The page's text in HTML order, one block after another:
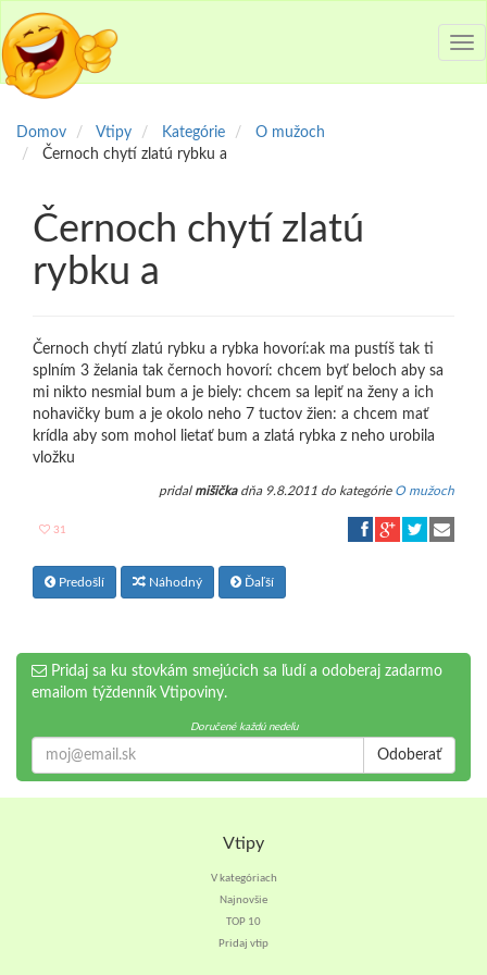
Domov Vtipy Kategórie
O mužoch
Černoch chytí zlatú rybku a
Černoch chytí zlatú
rybku a
Černoch chytí zlatú rybku a rybka hovorí:ak ma pustíš tak ti
splním 3 želania tak černoch hovorí: chcem byť beloch aby sa
mi nikto nesmial bum a je biely: chcem sa lepiť na ženy a ich
nohavičky bum a je okolo neho 7 tuctov žien: a chcem mať
krídla aby som mohol lietať bum a zlatá rybka z neho urobila
vložku
pridal mišičkadňa 9.8.2011 do kategórie O mužoch
31
Predošlí Náhodný Ďaľší
Pridaj sa ku stovkám smejúcich sa ľudí a odoberaj zadarmo
emailom týždenník Vtipoviny.
Doručené každú nedeľu
Odoberať
Vtipy
V kategóriach
Najnovšie
TOP 10
Pridaj vtip